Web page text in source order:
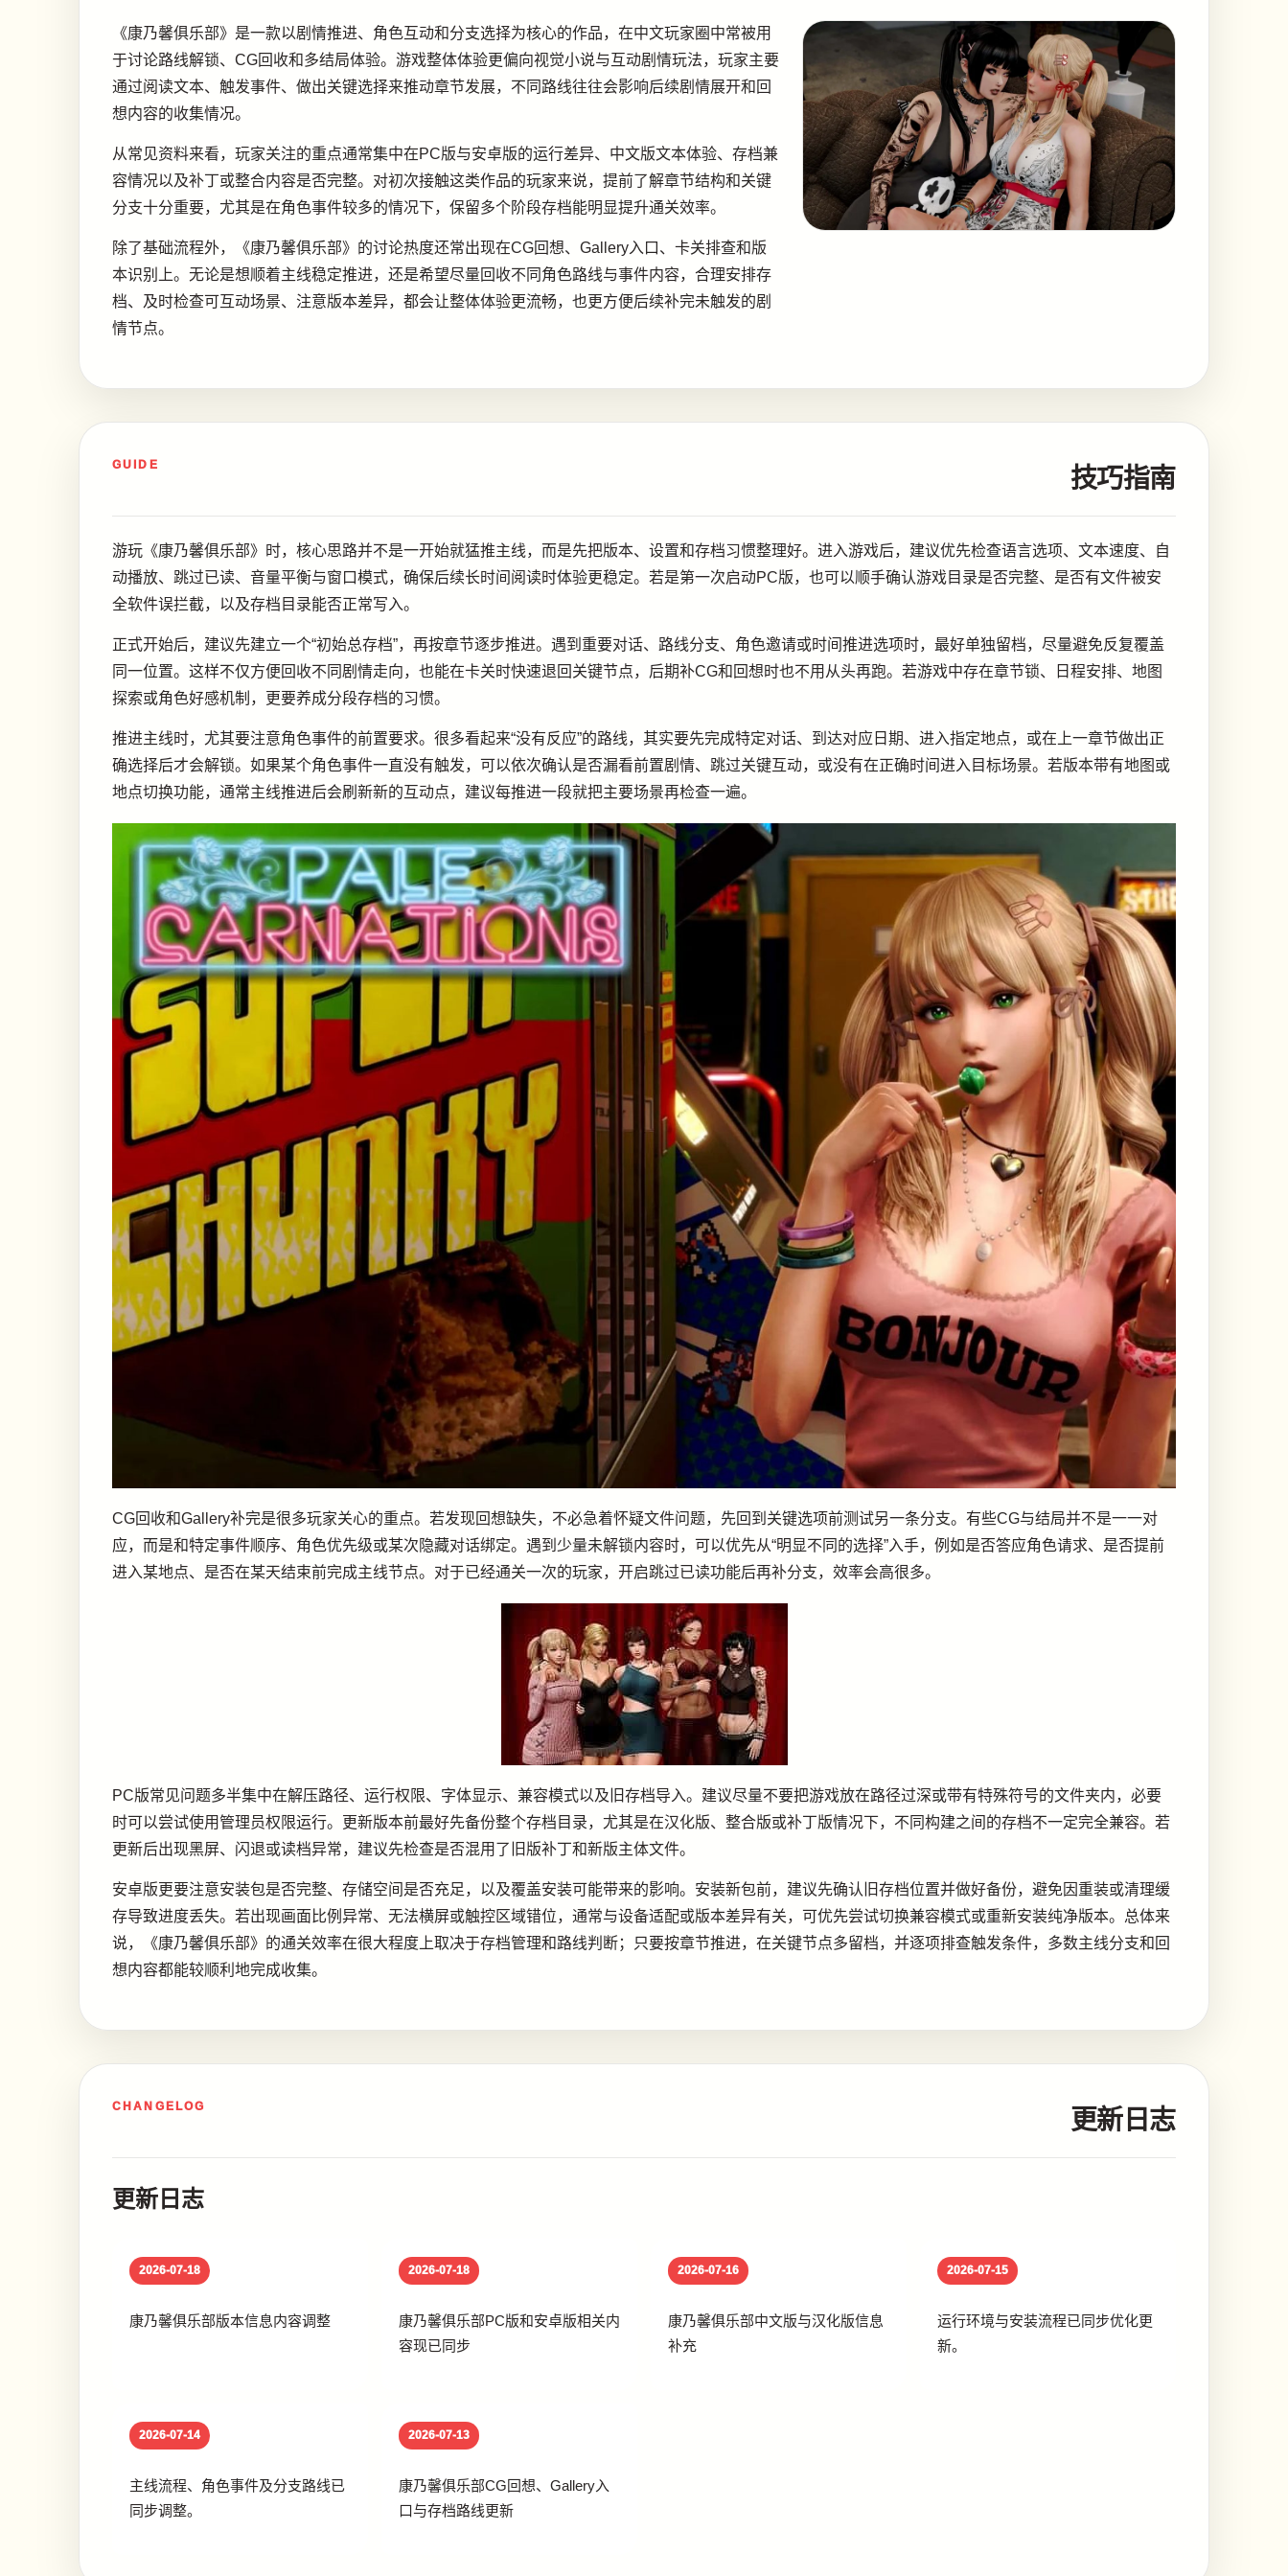
《康乃馨俱乐部》是一款以剧情推进、角色互动和分支选择为核心的作品，在中文玩家圈中常被用
于讨论路线解锁、CG回收和多结局体验。游戏整体体验更偏向视觉小说与互动剧情玩法，玩家主要
通过阅读文本、触发事件、做出关键选择来推动章节发展，不同路线往往会影响后续剧情展开和回
想内容的收集情况。
从常见资料来看，玩家关注的重点通常集中在PC版与安卓版的运行差异、中文版文本体验、存档兼
容情况以及补丁或整合内容是否完整。对初次接触这类作品的玩家来说，提前了解章节结构和关键
分支十分重要，尤其是在角色事件较多的情况下，保留多个阶段存档能明显提升通关效率。
除了基础流程外，《康乃馨俱乐部》的讨论热度还常出现在CG回想、Gallery入口、卡关排查和版
本识别上。无论是想顺着主线稳定推进，还是希望尽量回收不同角色路线与事件内容，合理安排存
档、及时检查可互动场景、注意版本差异，都会让整体体验更流畅，也更方便后续补完未触发的剧
情节点。
GUIDE 技巧指南
游玩《康乃馨俱乐部》时，核心思路并不是一开始就猛推主线，而是先把版本、设置和存档习惯整理好。进入游戏后，建议优先检查语言选项、文本速度、自
动播放、跳过已读、音量平衡与窗口模式，确保后续长时间阅读时体验更稳定。若是第一次启动PC版，也可以顺手确认游戏目录是否完整、是否有文件被安
全软件误拦截，以及存档目录能否正常写入。
正式开始后，建议先建立一个“初始总存档”，再按章节逐步推进。遇到重要对话、路线分支、角色邀请或时间推进选项时，最好单独留档，尽量避免反复覆盖
同一位置。这样不仅方便回收不同剧情走向，也能在卡关时快速退回关键节点，后期补CG和回想时也不用从头再跑。若游戏中存在章节锁、日程安排、地图
探索或角色好感机制，更要养成分段存档的习惯。
推进主线时，尤其要注意角色事件的前置要求。很多看起来“没有反应”的路线，其实要先完成特定对话、到达对应日期、进入指定地点，或在上一章节做出正
确选择后才会解锁。如果某个角色事件一直没有触发，可以依次确认是否漏看前置剧情、跳过关键互动，或没有在正确时间进入目标场景。若版本带有地图或
地点切换功能，通常主线推进后会刷新新的互动点，建议每推进一段就把主要场景再检查一遍。
CG回收和Gallery补完是很多玩家关心的重点。若发现回想缺失，不必急着怀疑文件问题，先回到关键选项前测试另一条分支。有些CG与结局并不是一一对
应，而是和特定事件顺序、角色优先级或某次隐藏对话绑定。遇到少量未解锁内容时，可以优先从“明显不同的选择”入手，例如是否答应角色请求、是否提前
进入某地点、是否在某天结束前完成主线节点。对于已经通关一次的玩家，开启跳过已读功能后再补分支，效率会高很多。
PC版常见问题多半集中在解压路径、运行权限、字体显示、兼容模式以及旧存档导入。建议尽量不要把游戏放在路径过深或带有特殊符号的文件夹内，必要
时可以尝试使用管理员权限运行。更新版本前最好先备份整个存档目录，尤其是在汉化版、整合版或补丁版情况下，不同构建之间的存档不一定完全兼容。若
更新后出现黑屏、闪退或读档异常，建议先检查是否混用了旧版补丁和新版主体文件。
安卓版更要注意安装包是否完整、存储空间是否充足，以及覆盖安装可能带来的影响。安装新包前，建议先确认旧存档位置并做好备份，避免因重装或清理缓
存导致进度丢失。若出现画面比例异常、无法横屏或触控区域错位，通常与设备适配或版本差异有关，可优先尝试切换兼容模式或重新安装纯净版本。总体来
说，《康乃馨俱乐部》的通关效率在很大程度上取决于存档管理和路线判断；只要按章节推进，在关键节点多留档，并逐项排查触发条件，多数主线分支和回
想内容都能较顺利地完成收集。
CHANGELOG 更新日志
更新日志
2026-07-18
康乃馨俱乐部版本信息内容调整
2026-07-18
康乃馨俱乐部PC版和安卓版相关内
容现已同步
2026-07-16
康乃馨俱乐部中文版与汉化版信息
补充
2026-07-15
运行环境与安装流程已同步优化更
新。
2026-07-14
主线流程、角色事件及分支路线已
同步调整。
2026-07-13
康乃馨俱乐部CG回想、Gallery入
口与存档路线更新